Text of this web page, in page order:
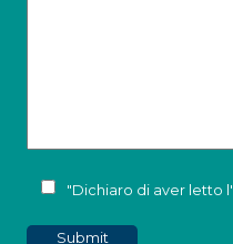
"Dichiaro di aver letto l'